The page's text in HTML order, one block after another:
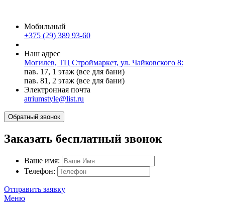
Мобильный
+375 (29) 389 93-60
Наш адрес
Могилев, ТЦ Строймаркет, ул. Чайковского 8:
пав. 17, 1 этаж (все для бани)
пав. 81, 2 этаж (все для бани)
Электронная почта
atriumstyle@list.ru
Обратный звонок
Заказать бесплатный звонок
Ваше имя:
Телефон:
Отправить заявку
Меню